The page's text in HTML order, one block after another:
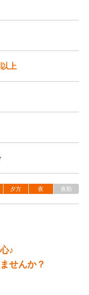
上
夕方 夜 夜勤
♪
せんか？